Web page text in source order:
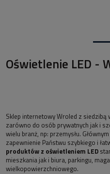
Oświetlenie LED -
Sklep internetowy Wroled z siedzibą
zarówno do osób prywatnych jak i
wielu branż, np: przemysłu.
zapewnienie Państwu szybkiego i
produktów z oświetleniem LED
mieszkania jak i biura, parkingu,
wielkopowierzchniowego.